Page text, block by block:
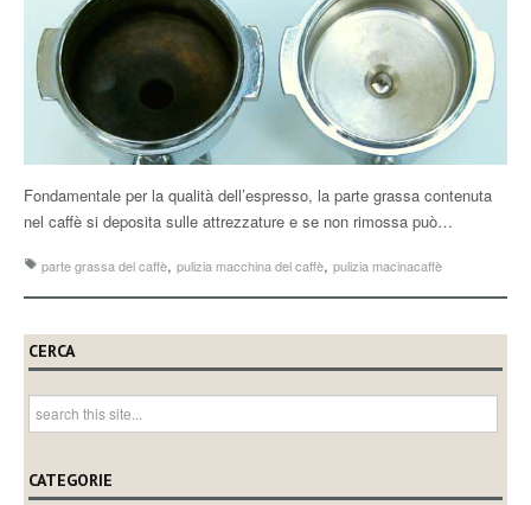
Fondamentale per la qualità dell’espresso, la parte grassa contenuta
nel caffè si deposita sulle attrezzature e se non rimossa può…
parte grassa del caffè, pulizia macchina del caffè, pulizia macinacaffè
CERCA
CATEGORIE